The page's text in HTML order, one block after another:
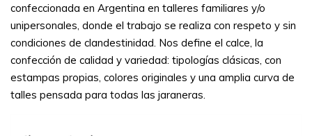
confeccionada en Argentina en talleres familiares y/o
unipersonales, donde el trabajo se realiza con respeto y sin
condiciones de clandestinidad. Nos define el calce, la
confección de calidad y variedad: tipologías clásicas, con
estampas propias, colores originales y una amplia curva de
talles pensada para todas las jaraneras.